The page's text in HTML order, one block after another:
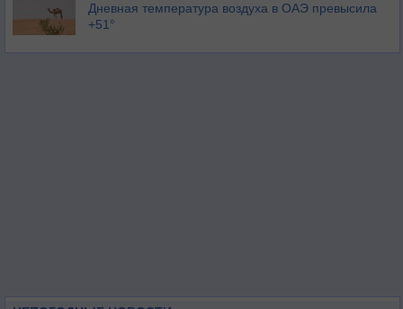
Дневная температура воздуха в ОАЭ превысила
+51°